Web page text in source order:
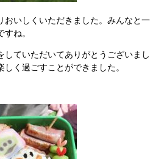
おいしくいただきました。みんなと一
ね。
していただいてありがとうございまし
く過ごすことができました。